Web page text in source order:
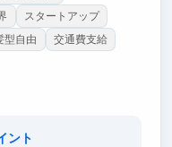
スタートアップ
型自由 交通費支給
ント